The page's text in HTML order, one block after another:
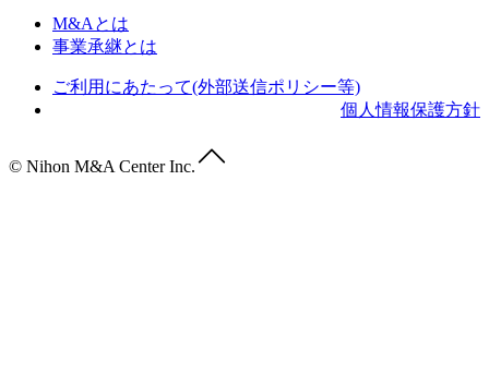
M&Aとは
事業承継とは
ご利用にあたって(外部送信ポリシー等)
個人情報保護方針
© Nihon M&A Center Inc.